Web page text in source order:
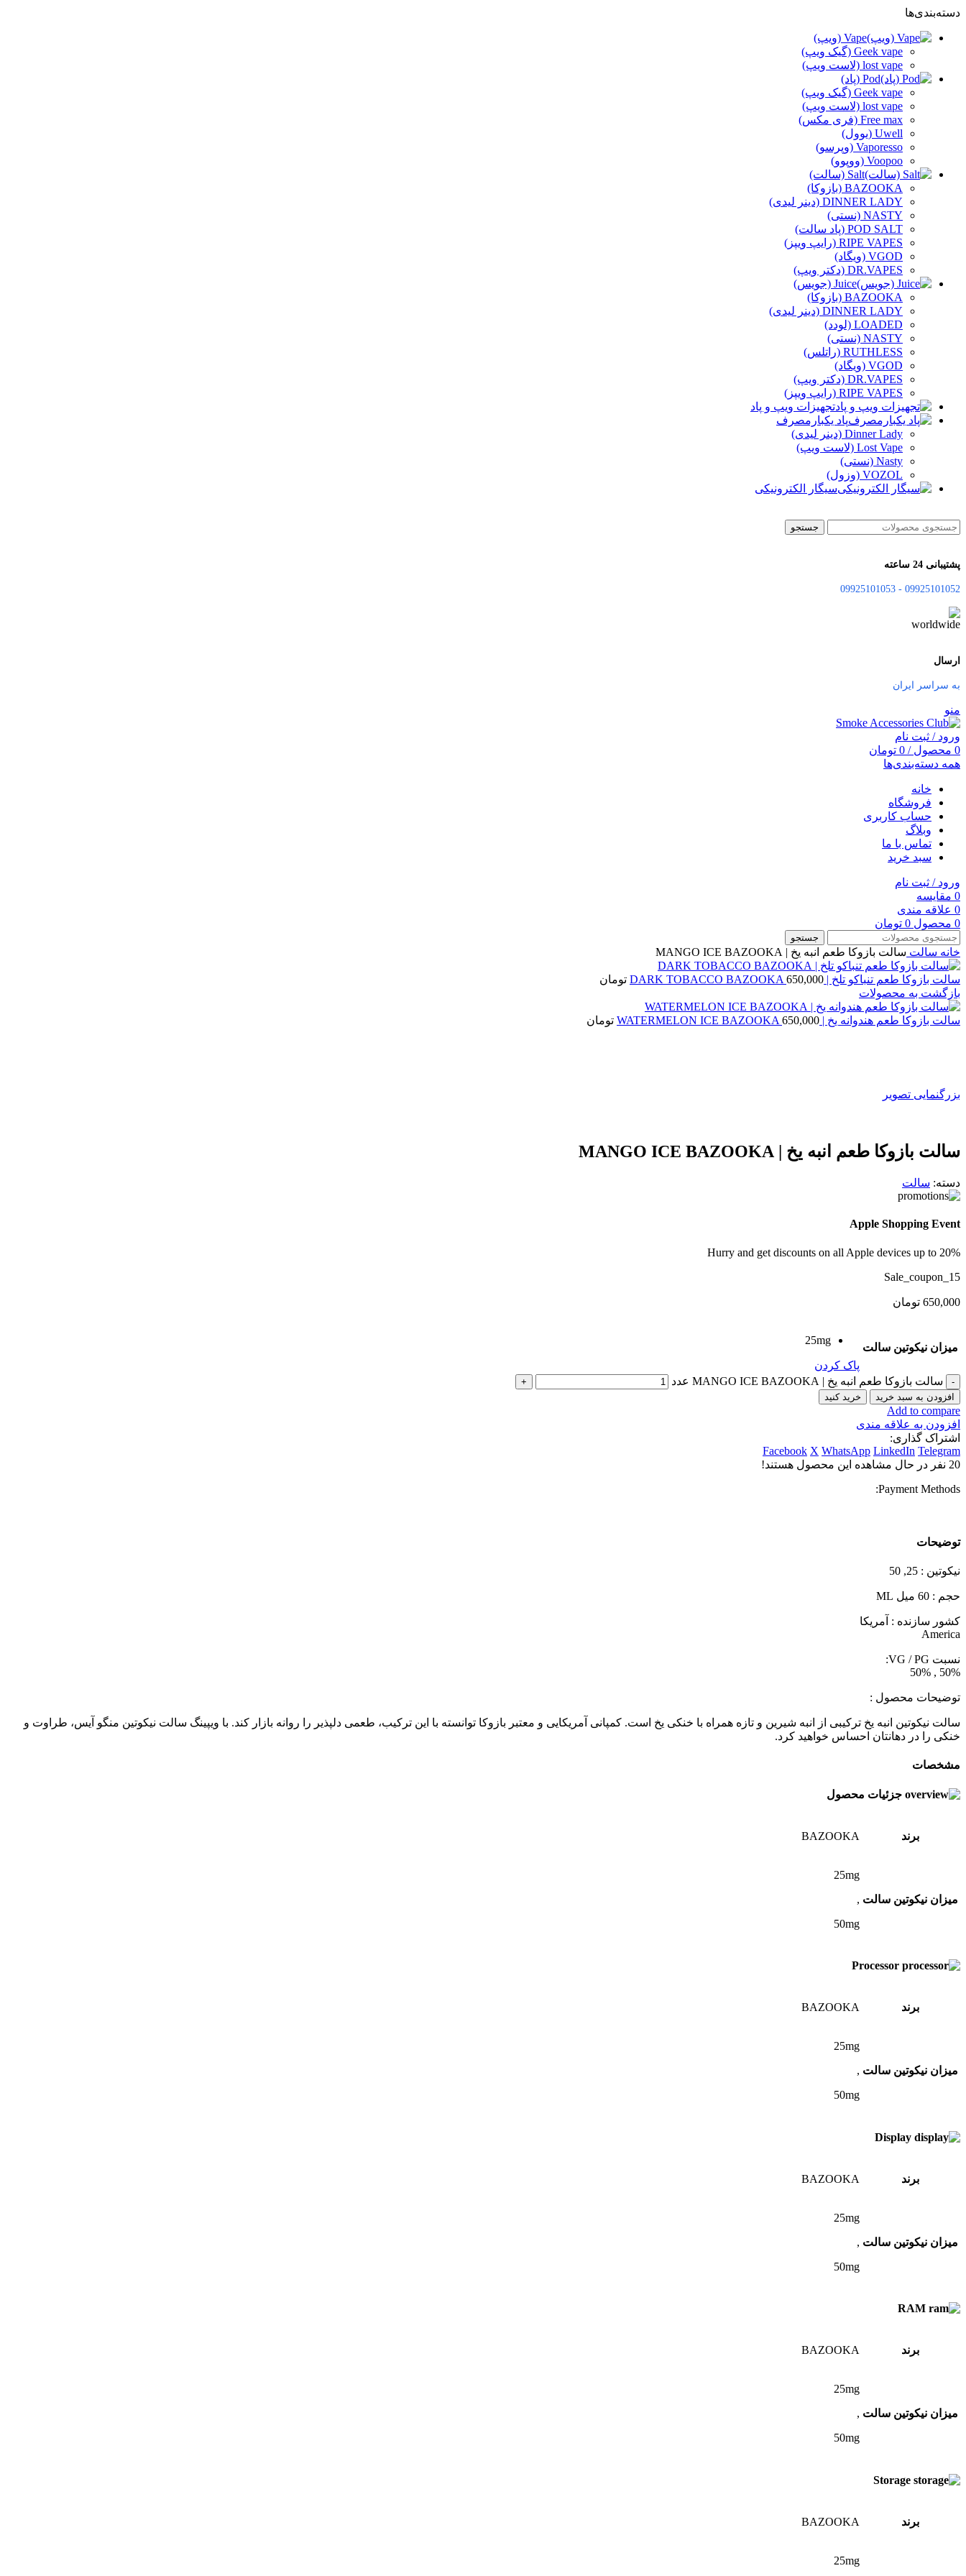
دسته‌بندی‌ها
Vape (ویپ)
Geek vape (گیک ویپ)
lost vape (لاست ویپ)
Pod (پاد)
Geek vape (گیک ویپ)
lost vape (لاست ویپ)
Free max (فری مکس)
Uwell (یوول)
Vaporesso (وپرسو)
Voopoo (ووپوو)
Salt (سالت)
BAZOOKA (بازوکا)
DINNER LADY (دینر لیدی)
NASTY (نستی)
POD SALT (پاد سالت)
RIPE VAPES (رایپ ویپز)
VGOD (ویگاد)
DR.VAPES (دکتر ویپ)
Juice (جویس)
BAZOOKA (بازوکا)
DINNER LADY (دینر لیدی)
LOADED (لودد)
NASTY (نستی)
RUTHLESS (راتلس)
VGOD (ویگاد)
DR.VAPES (دکتر ویپ)
RIPE VAPES (رایپ ویپز)
تجهیزات ویپ و پاد
پاد یکبارمصرف
Dinner Lady (دینر لیدی)
Lost Vape (لاست ویپ)
Nasty (نستی)
VOZOL (وزول)
سیگار الکترونیکی
جستجو
پشتیبانی 24 ساعته
09925101052 - 09925101053
ارسال
به سراسر ایران
منو
ورود / ثبت نام
0 محصول /
0 تومان
همه دسته‌بندی‌ها
خانه
فروشگاه
حساب کاربری
وبلاگ
تماس با ما
سبد خرید
ورود / ثبت نام
0 مقایسه
0 علاقه مندی
0 محصول 0 تومان
جستجو
خانه سالت سالت بازوکا طعم انبه یخ | MANGO ICE BAZOOKA
سالت بازوکا طعم تنباکو تلخ | DARK TOBACCO BAZOOKA 650,000
تومان
بازگشت به محصولات
سالت بازوکا طعم هندوانه یخ | WATERMELON ICE BAZOOKA 650,000 تومان
بزرگنمایی تصویر
سالت بازوکا طعم انبه یخ | MANGO ICE BAZOOKA
دسته: سالت
Apple Shopping Event
Hurry and get discounts on all Apple devices up to 20%
Sale_coupon_15
650,000 تومان
میزان نیکوتین سالت
25mg
پاک کردن
سالت بازوکا طعم انبه یخ | MANGO ICE BAZOOKA عدد
افزودن به سبد خرید خرید کنید
Add to compare
افزودن به علاقه مندی
اشتراک گذاری:
Facebook X WhatsApp LinkedIn Telegram
20 نفر در حال مشاهده این محصول هستند!
Payment Methods:
توضیحات
نیکوتین : 25, 50
حجم : 60 میل ML
کشور سازنده : آمریکا
America
نسبت VG / PG:
50% , 50%
توضیحات محصول :
سالت نیکوتین انبه یخ ترکیبی از انبه شیرین و تازه همراه با خنکی یخ است. کمپانی آمریکایی و معتبر بازوکا توانسته با این ترکیب، طعمی دلپذیر را روانه بازار کند. با ویپینگ سالت نیکوتین منگو آیس، طراوت و
خنکی را در دهانتان احساس خواهید کرد.
مشخصات
جزئیات محصول
برند BAZOOKA
میزان نیکوتین سالت
25mg
,
50mg
Processor
برند BAZOOKA
میزان نیکوتین سالت
25mg
,
50mg
Display
برند BAZOOKA
میزان نیکوتین سالت
25mg
,
50mg
RAM
برند BAZOOKA
میزان نیکوتین سالت
25mg
,
50mg
Storage
برند BAZOOKA
25mg